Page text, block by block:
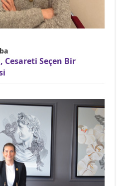
Cesareti Seçen Bir